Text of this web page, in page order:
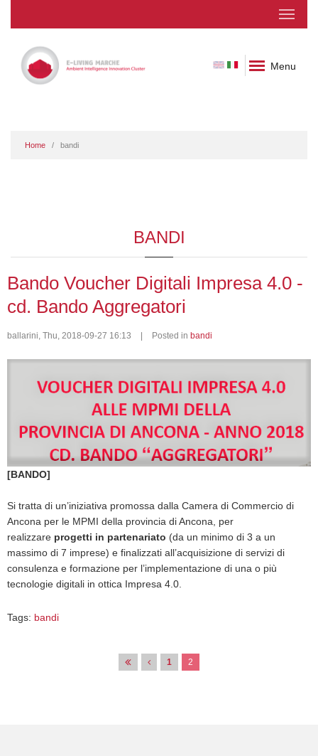
Menu
Home bandi
BANDI
Bando Voucher Digitali Impresa 4.0 -
cd. Bando Aggregatori
ballarini, Thu, 2018-09-27 16:13 Posted in bandi
[BANDO]
Si tratta di un’iniziativa promossa dalla Camera di Commercio di
Ancona per le MPMI della provincia di Ancona, per
realizzare progetti in partenariato (da un minimo di 3 a un
massimo di 7 imprese) e finalizzati all’acquisizione di servizi di
consulenza e formazione per l’implementazione di una o più
tecnologie digitali in ottica Impresa 4.0.
Tags: bandi
1 2